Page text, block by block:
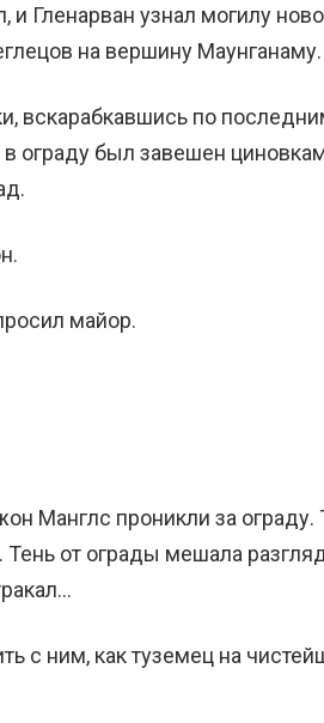
Гленарван узнал могилу
на вершину Маунганаму.
вскарабкавшись по
ограду был завешен
майор.
Манглс проникли за
от ограды мешала
с ним, как туземец на